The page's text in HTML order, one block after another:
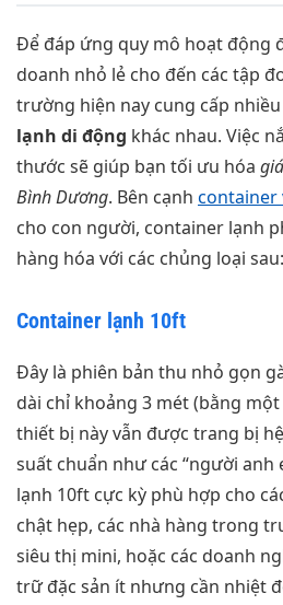
Để đáp ứng quy mô hoạt động
doanh nhỏ lẻ cho đến các tập
trường hiện nay cung cấp
lạnh di động khác nhau. Việc
thước sẽ giúp bạn tối ưu hóa
Bình Dương. Bên cạnh container
cho con người, container lạnh
hàng hóa với các chủng loại sau:
Container lạnh 10ft
Đây là phiên bản thu nhỏ gọn
dài chỉ khoảng 3 mét (bằng
thiết bị này vẫn được trang bị
suất chuẩn như các “người anh
lạnh 10ft cực kỳ phù hợp cho
chật hẹp, các nhà hàng trong
siêu thị mini, hoặc các doanh
trữ đặc sản ít nhưng cần nhiệt